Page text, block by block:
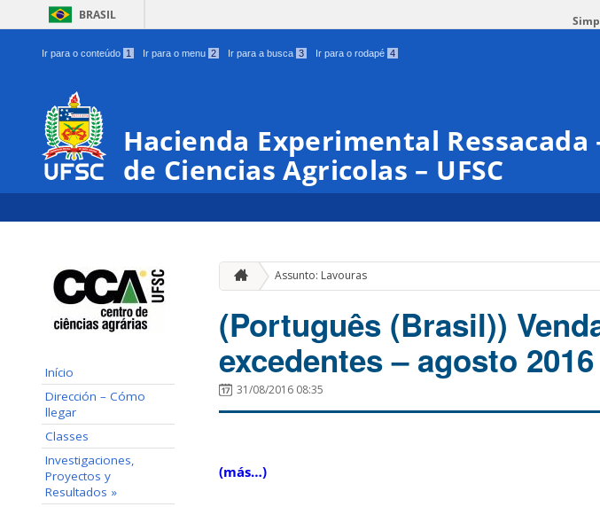
BRASIL
Ir para o conteúdo 1 Ir para o menu 2 Ir para a busca 3 Ir para o rodapé 4
Hacienda Experimental Ressacada
de Ciencias Agricolas – UFSC
Início
Dirección – Cómo
llegar
Classes
Investigaciones,
Proyectos y
Resultados »
Assunto: Lavouras
(Português (Brasil))
excedentes – agosto 2016
31/08/2016 08:35
(más…)